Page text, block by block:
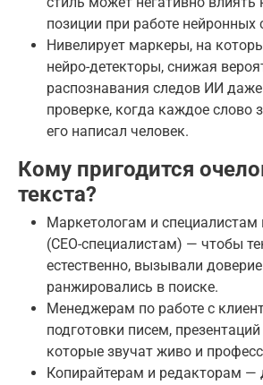
позиции при работе нейронных
Нивелирует маркеры, на
нейро-детекторы, снижая
распознавания следов ИИ даже
проверке, когда каждое слово
его написал человек.
Кому пригодится
текста?
Маркетологам и
(СЕО-специалистам) — чтобы
естественно, вызывали
ранжировались в поиске.
Менеджерам по работе с
подготовки писем,
которые звучат живо и
Копирайтерам и редакторам —